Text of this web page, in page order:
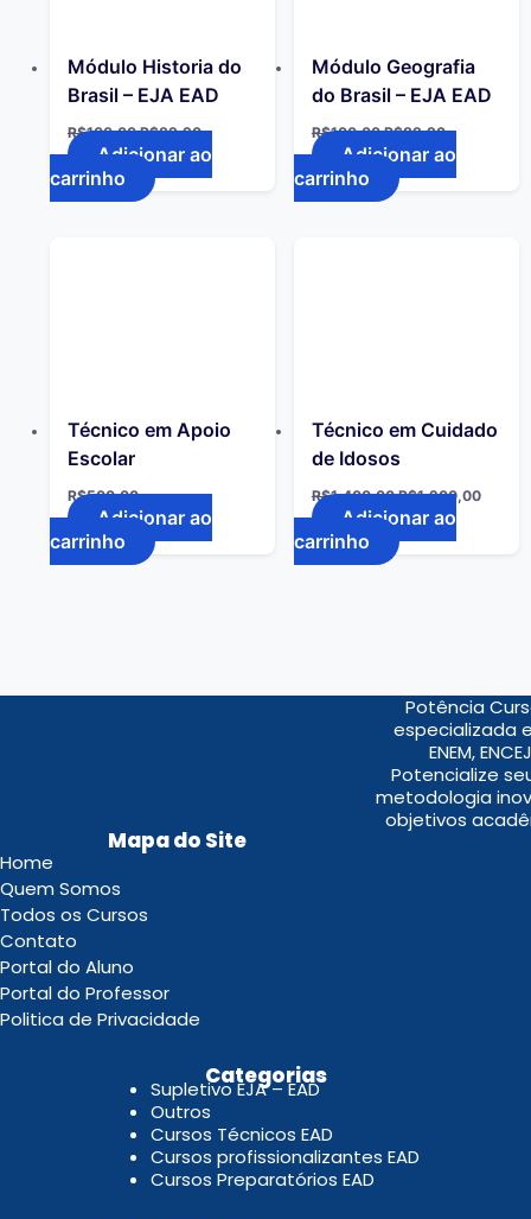
Módulo Historia do
Brasil – EJA EAD
R$100,00 R$89,90
Adicionar ao
carrinho
Módulo Geografia
do Brasil – EJA EAD
R$100,00 R$89,90
Adicionar ao
carrinho
Técnico em Apoio
Escolar
R$500,00
Adicionar ao
carrinho
Técnico em Cuidado
de Idosos
R$1.400,00 R$1.200,00
Adicionar ao
carrinho
Potência
especializada
ENEM,
Potencialize
metodologia
objetivos
Mapa do Site
Home
Quem Somos
Todos os Cursos
Contato
Portal do Aluno
Portal do Professor
Politica de Privacidade
Categorias
Supletivo EJA – EAD
Outros
Cursos Técnicos EAD
Cursos profissionalizantes EAD
Cursos Preparatórios EAD